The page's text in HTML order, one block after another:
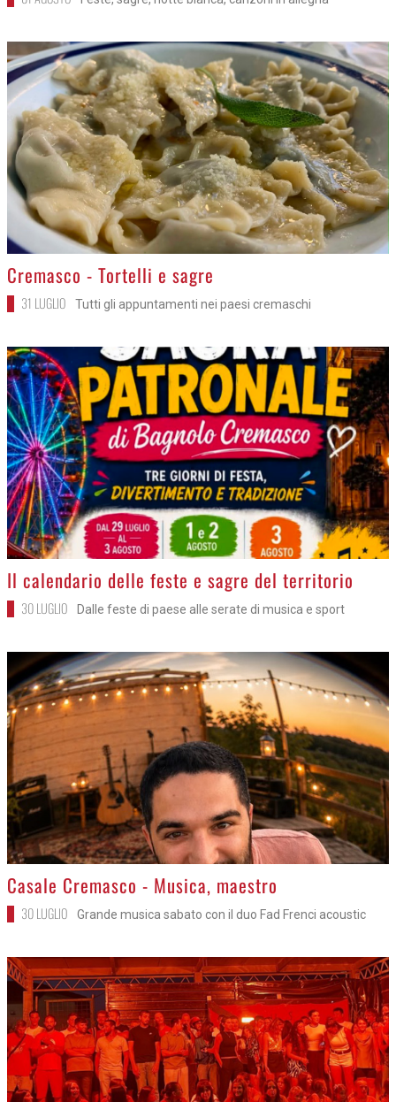
>
Cremasco - Tortelli e sagre
31 LUGLIO Tutti gli appuntamenti nei paesi cremaschi
>
Il calendario delle feste e sagre del territorio
30 LUGLIO Dalle feste di paese alle serate di musica e sport
>
Casale Cremasco - Musica, maestro
30 LUGLIO Grande musica sabato con il duo Fad Frenci acoustic